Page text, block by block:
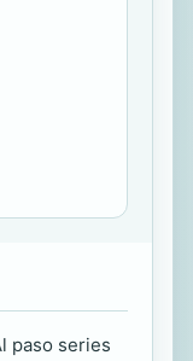
paso series